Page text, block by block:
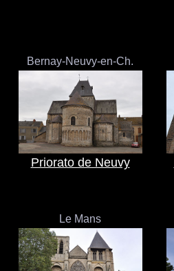
Bernay-Neuvy-en-Ch.
Priorato de Neuvy
Le Mans